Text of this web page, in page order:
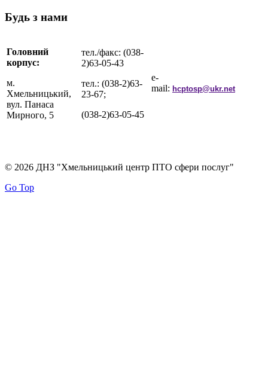
Будь з нами
Головний
корпус:
м.
Хмельницький,
вул. Панаса
Мирного, 5
тел./факс: (038-
2)63-05-43
тел.: (038-2)63-
23-67;
(038-2)63-05-45
e-
mail: hcptosp@ukr.net
© 2026 ДНЗ "Хмельницький центр ПТО сфери послуг"
Go Top